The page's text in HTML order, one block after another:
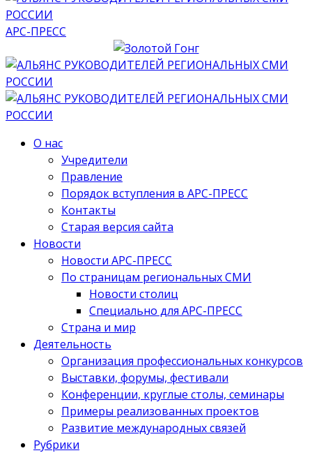
АРС-ПРЕСС
О нас
Учредители
Правление
Порядок вступления в АРС-ПРЕСС
Контакты
Старая версия сайта
Новости
Новости АРС-ПРЕСС
По страницам региональных СМИ
Новости столиц
Специально для АРС-ПРЕСС
Страна и мир
Деятельность
Организация профессиональных конкурсов
Выставки, форумы, фестивали
Конференции, круглые столы, семинары
Примеры реализованных проектов
Развитие международных связей
Рубрики